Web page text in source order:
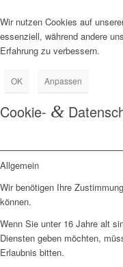
Wir nutzen Cookies auf
essenziell, während andere
Erfahrung zu verbessern.
OK Anpassen
Cookie- &
Allgemein
Wir benötigen Ihre
können.
Wenn Sie unter 16 Jahre alt
Diensten geben möchten,
Erlaubnis bitten.